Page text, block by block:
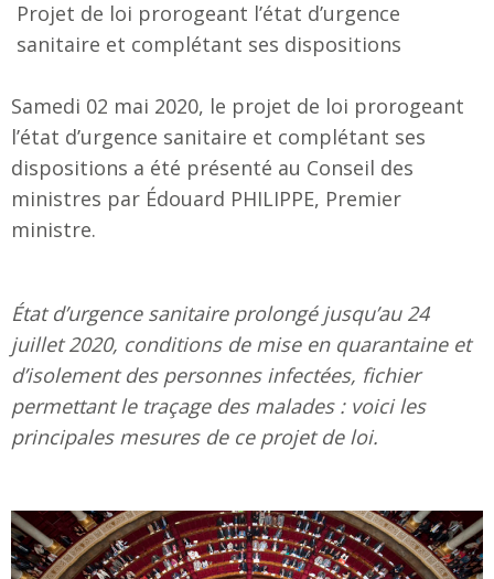
Projet de loi prorogeant l’état d’urgence
sanitaire et complétant ses dispositions
Samedi 02 mai 2020, le projet de loi prorogeant
l’état d’urgence sanitaire et complétant ses
dispositions a été présenté au Conseil des
ministres par Édouard PHILIPPE, Premier
ministre.
État d’urgence sanitaire prolongé jusqu’au 24
juillet 2020, conditions de mise en quarantaine et
d’isolement des personnes infectées, fichier
permettant le traçage des malades : voici les
principales mesures de ce projet de loi.